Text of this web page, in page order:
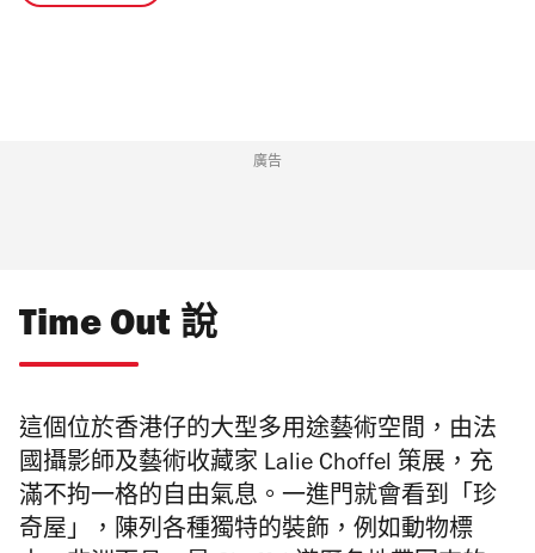
廣告
Time Out 說
這個位於香港仔的大型多用途藝術空間，由法
國攝影師及藝術收藏家 Lalie Choffel 策展，充
滿不拘一格的自由氣息。一進門就會看到「珍
奇屋」，陳列各種獨特的裝飾，例如動物標